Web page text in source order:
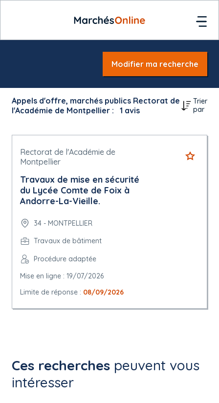
Modifier ma recherche
Appels d'offre, marchés publics Rectorat de
l'Académie de Montpellier :
1 avis
Trier
par
Rectorat de l'Académie de
Montpellier
Travaux de mise en sécurité
du Lycée Comte de Foix à
Andorre-La-Vieille.
34 - MONTPELLIER
Travaux de bâtiment
Procédure adaptée
Mise en ligne : 19/07/2026
Limite de réponse : 08/09/2026
Ces recherches peuvent vous
intéresser